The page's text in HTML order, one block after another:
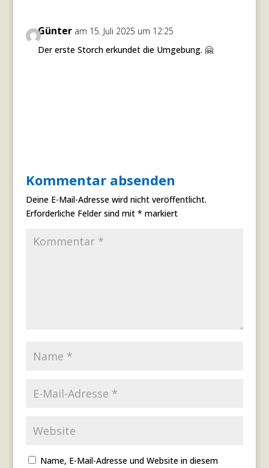
Günter am 15. Juli 2025 um 12:25
Der erste Storch erkundet die Umgebung. 🤗
Kommentar absenden
Deine E-Mail-Adresse wird nicht veröffentlicht.
Erforderliche Felder sind mit * markiert
Name, E-Mail-Adresse und Website in diesem